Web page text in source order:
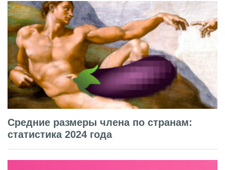
Средние размеры члена по странам:
статистика 2024 года